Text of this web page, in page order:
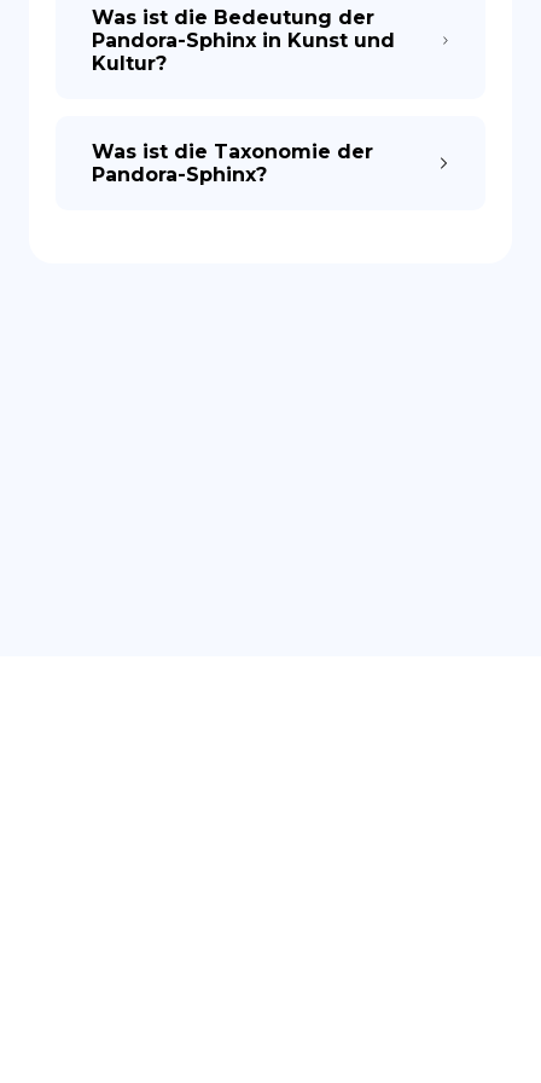
Was ist die Bedeutung der
Pandora-Sphinx in Kunst und
Kultur?
Was ist die Taxonomie der
Pandora-Sphinx?